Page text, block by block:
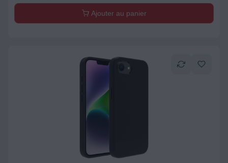
Ajouter au panier